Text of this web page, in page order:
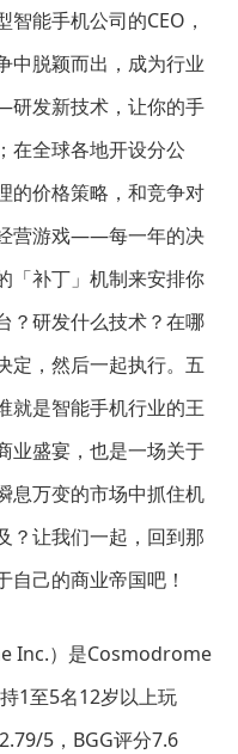
能手机公司的CEO，
中脱颖而出，成为行业
发新技术，让你的手
在全球各地开设分公
的价格策略，和竞争对
营游戏——每一年的决
「补丁」机制来安排你
？研发什么技术？在哪
定，然后一起执行。五
就是智能手机行业的王
业盛宴，也是一场关于
息万变的市场中抓住机
？让我们一起，回到那
己的商业帝国吧！
Inc.）是Cosmodrome
1至5名12岁以上玩
5，BGG评分7.6